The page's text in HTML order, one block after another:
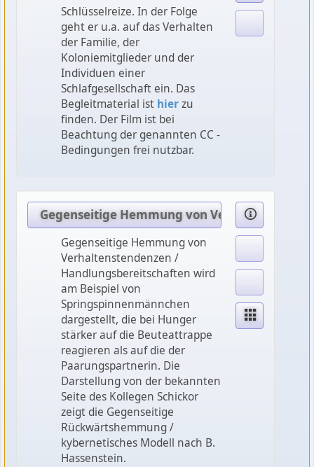
Schlüsselreize. In der Folge
geht er u.a. auf das Verhalten
der Familie, der
Koloniemitglieder und der
Individuen einer
Schlafgesellschaft ein. Das
Begleitmaterial ist hierzu
finden. Der Film ist bei
Beachtung der genannten CC -
Bedingungen frei nutzbar.
Gegenseitige Hemmung von
Gegenseitige Hemmung von
Verhaltenstendenzen /
Handlungsbereitschaften wird
am Beispiel von
Springspinnenmännchen
dargestellt, die bei Hunger
stärker auf die Beuteattrappe
reagieren als auf die der
Paarungspartnerin. Die
Darstellung von der bekannten
Seite des Kollegen Schickor
zeigt die Gegenseitige
Rückwärtshemmung /
kybernetisches Modell nach B.
Hassenstein.